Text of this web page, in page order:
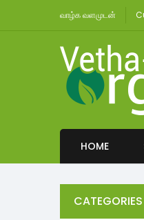
வாழ்க வளமுடன்
HOME
CATEGORIES